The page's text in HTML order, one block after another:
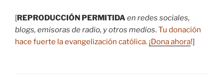
[REPRODUCCIÓN PERMITIDAen redes sociales,
blogs, emisoras de radio, y otros medios.Tu donación
hace fuerte la evangelización católica. ¡Dona ahora!]